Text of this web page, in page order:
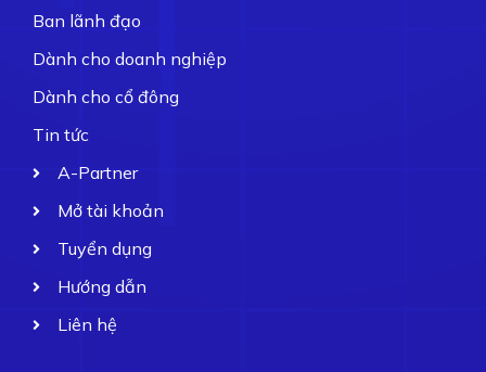
Ban lãnh đạo
Dành cho doanh nghiệp
Dành cho cổ đông
Tin tức
A-Partner
Mở tài khoản
Tuyển dụng
Hướng dẫn
Liên hệ